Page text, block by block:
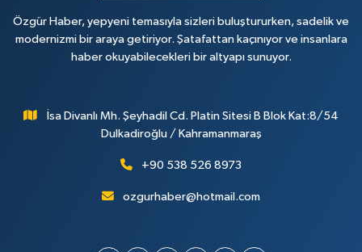
Özgür Haber, yepyeni temasıyla sizleri buluştururken, sadelik ve
modernizmi bir araya getiriyor. Şatafattan kaçınıyor ve insanlara
haber okuyabilecekleri bir altyapı sunuyor.
İsa Divanlı Mh. Şeyhadil Cd. Platin Sitesi B Blok Kat:8/54
Dulkadiroğlu / Kahramanmaraş
+90 538 526 8973
ozgurhaber@hotmail.com